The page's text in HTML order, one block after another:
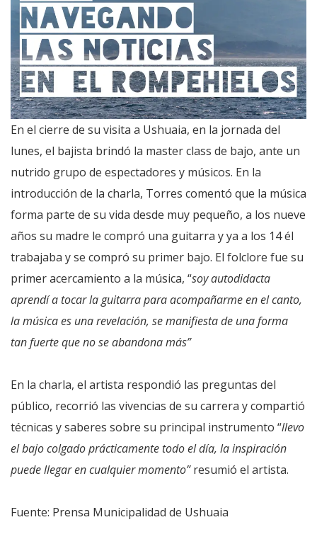
En el cierre de su visita a Ushuaia, en la jornada del
lunes, el bajista brindó la master class de bajo, ante un
nutrido grupo de espectadores y músicos. En la
introducción de la charla, Torres comentó que la música
forma parte de su vida desde muy pequeño, a los nueve
años su madre le compró una guitarra y ya a los 14 él
trabajaba y se compró su primer bajo. El folclore fue su
primer acercamiento a la música, “soy autodidacta
aprendí a tocar la guitarra para acompañarme en el canto,
la música es una revelación, se manifiesta de una forma
tan fuerte que no se abandona más”
En la charla, el artista respondió las preguntas del
público, recorrió las vivencias de su carrera y compartió
técnicas y saberes sobre su principal instrumento “llevo
el bajo colgado prácticamente todo el día, la inspiración
puede llegar en cualquier momento”resumió el artista.
Fuente: Prensa Municipalidad de Ushuaia